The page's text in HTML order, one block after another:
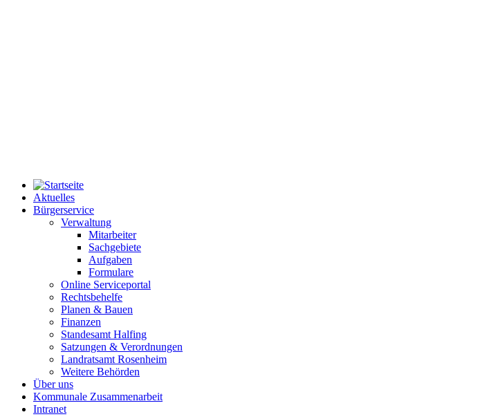
Aktuelles
Bürgerservice
Verwaltung
Mitarbeiter
Sachgebiete
Aufgaben
Formulare
Online Serviceportal
Rechtsbehelfe
Planen & Bauen
Finanzen
Standesamt Halfing
Satzungen & Verordnungen
Landratsamt Rosenheim
Weitere Behörden
Über uns
Kommunale Zusammenarbeit
Intranet